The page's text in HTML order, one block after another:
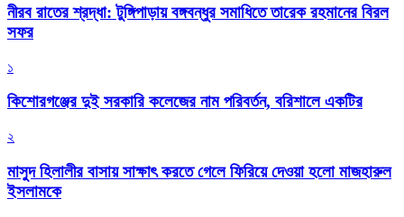
নীরব রাতের শ্রদ্ধা: টুঙ্গিপাড়ায় বঙ্গবন্ধুর সমাধিতে তারেক রহমানের বিরল
সফর
১
কিশোরগঞ্জের দুই সরকারি কলেজের নাম পরিবর্তন, বরিশালে একটির
২
মাসুদ হিলালীর বাসায় সাক্ষাৎ করতে গেলে ফিরিয়ে দেওয়া হলো মাজহারুল
ইসলামকে